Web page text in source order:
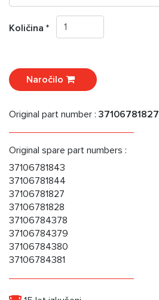
Količina *
Naročilo
Original part number : 37106781827
Original spare part numbers :
37106781843
37106781844
37106781827
37106781828
37106784378
37106784379
37106784380
37106784381